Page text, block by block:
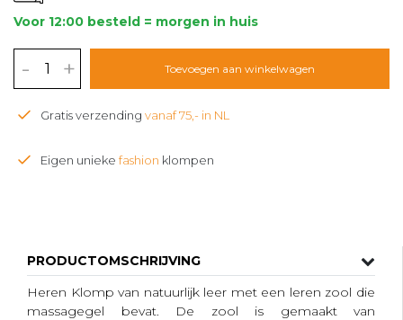
PRODUCTOMSCHRIJVING
Heren Klomp van natuurlijk leer met een leren zool die
massagegel bevat. De zool is gemaakt van
Voor 12:00 besteld = morgen in huis
- + Toevoegen aan winkelwagen
Gratis verzending vanaf 75,- in NL
Eigen unieke fashion klompen